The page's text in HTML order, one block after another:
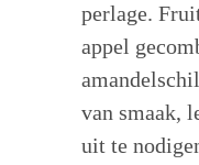
perlage.
appel
van smaak,
uit te